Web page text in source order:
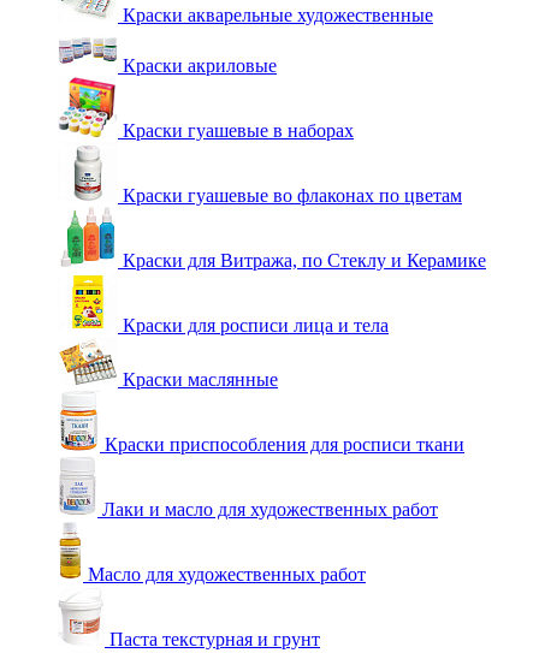
Краски акварельные художественные
Краски акриловые
Краски гуашевые в наборах
Краски гуашевые во флаконах по цветам
Краски для Витража, по Стеклу и Керамике
Краски для росписи лица и тела
Краски маслянные
Краски приспособления для росписи ткани
Лаки и масло для художественных работ
Масло для художественных работ
Паста текстурная и грунт